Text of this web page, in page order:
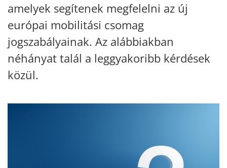
amelyek segítenek megfelelni az új
európai mobilitási csomag
jogszabályainak. Az alábbiakban
néhányat talál a leggyakoribb kérdések
közül.